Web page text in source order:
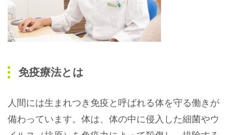
免疫療法とは
人間には生まれつき免疫と呼ばれる体を守る働きが
備わっています。体は、体の中に侵入した細菌やウ